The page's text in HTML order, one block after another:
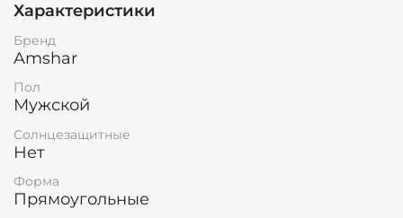
Характеристики
Бренд
Amshar
Пол
Мужской
Солнцезащитные
Нет
Форма
Прямоугольные